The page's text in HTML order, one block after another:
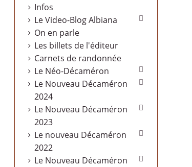
Infos
Le Video-Blog Albiana

On en parle
Les billets de l'éditeur
Carnets de randonnée
Le Néo-Décaméron

Le Nouveau Décaméron
2024

Le Nouveau Décaméron
2023

Le nouveau Décaméron
2022

Le Nouveau Décaméron
